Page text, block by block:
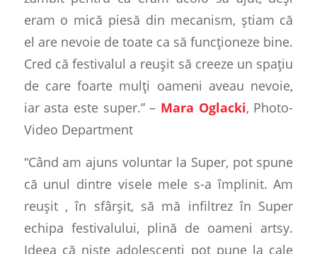
eram o mică piesă din mecanism, știam că
el are nevoie de toate ca să funcționeze bine.
Cred că festivalul a reușit să creeze un spațiu
de care foarte mulți oameni aveau nevoie,
iar asta este super.” – Mara Oglacki, Photo-
Video Department
“Când am ajuns voluntar la Super, pot spune
că unul dintre visele mele s-a împlinit. Am
reușit , în sfârșit, să mă infiltrez în Super
echipa festivalului, plină de oameni artsy.
Ideea că niște adolescenți pot pune la cale